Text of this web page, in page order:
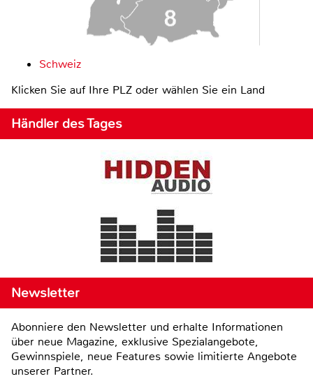
Schweiz
Klicken Sie auf Ihre PLZ oder wählen Sie ein Land
Händler des Tages
Newsletter
Abonniere den Newsletter und erhalte Informationen
über neue Magazine, exklusive Spezialangebote,
Gewinnspiele, neue Features sowie limitierte Angebote
unserer Partner.